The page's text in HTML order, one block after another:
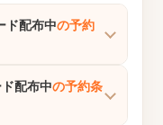
ド配布中の予約
配布中の予約条